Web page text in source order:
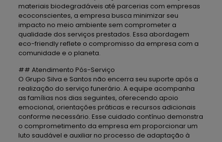
materiais biodegradáveis até parcerias com empresas
ecoconscientes, a empresa busca minimizar seu
impacto no meio ambiente sem comprometer a
qualidade dos serviços prestados. Essa abordagem
eco-friendly reflete o compromisso da empresa com a
comunidade e o planeta.
## Atendimento Pós-Serviço
O Grupo Silva e Santos não encerra seu suporte após a
realização do serviço funerário. A equipe acompanha
as famílias nos dias seguintes, oferecendo apoio
emocional, orientações práticas e recursos adicionais
conforme necessário. Esse cuidado contínuo demonstra
o comprometimento da empresa em proporcionar um
luto saudável e auxiliar no processo de adaptação à